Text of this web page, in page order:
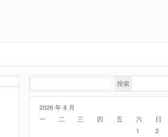
搜
索：
2026 年 8 月
一
二 三 四 五 六
日
1
2